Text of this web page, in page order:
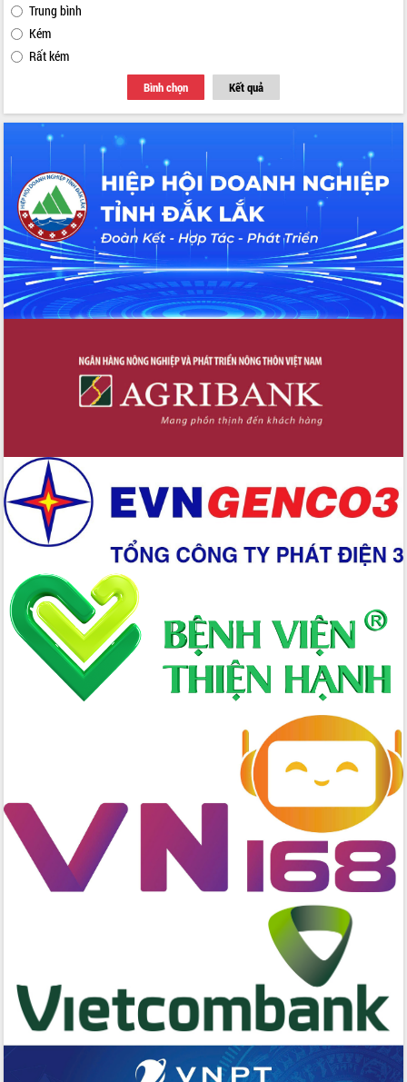
Trung bình
Kém
Rất kém
Bình chọn Kết quả